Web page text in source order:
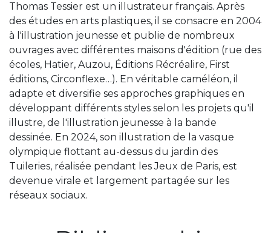
Thomas Tessier est un illustrateur français. Après
des études en arts plastiques, il se consacre en 2004
à l'illustration jeunesse et publie de nombreux
ouvrages avec différentes maisons d'édition (rue des
écoles, Hatier, Auzou, Éditions Récréalire, First
éditions, Circonflexe…). En véritable caméléon, il
adapte et diversifie ses approches graphiques en
développant différents styles selon les projets qu'il
illustre, de l'illustration jeunesse à la bande
dessinée. En 2024, son illustration de la vasque
olympique flottant au-dessus du jardin des
Tuileries, réalisée pendant les Jeux de Paris, est
devenue virale et largement partagée sur les
réseaux sociaux.